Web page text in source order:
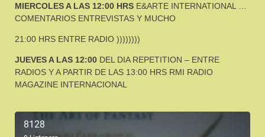
MIERCOLES A LAS 12:00 HRS E&ARTE INTERNATIONAL …
COMENTARIOS ENTREVISTAS Y MUCHO
21:00 HRS ENTRE RADIO ))))))))
JUEVES A LAS 12:00 DEL DIA REPETITION – ENTRE
RADIOS Y A PARTIR DE LAS 13:00 HRS RMI RADIO
MAGAZINE INTERNACIONAL